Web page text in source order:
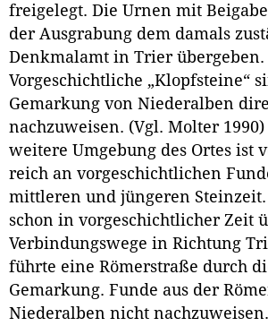
freigelegt. Die Urnen mit
der Ausgrabung dem damals
Denkmalamt in Trier übergeben.
Vorgeschichtliche „Klopfsteine“
Gemarkung von Niederalben
nachzuweisen. (Vgl. Molter
weitere Umgebung des Ortes ist
reich an vorgeschichtlichen
mittleren und jüngeren Steinzeit.
schon in vorgeschichtlicher Zeit
Verbindungswege in Richtung
führte eine Römerstraße durch
Gemarkung. Funde aus der
Niederalben nicht nachzuweisen.